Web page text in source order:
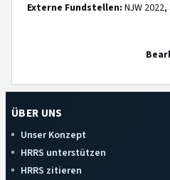
Externe Fundstellen: NJW
ÜBER UNS
Unser Konzept
HRRS unterstützen
HRRS zitieren